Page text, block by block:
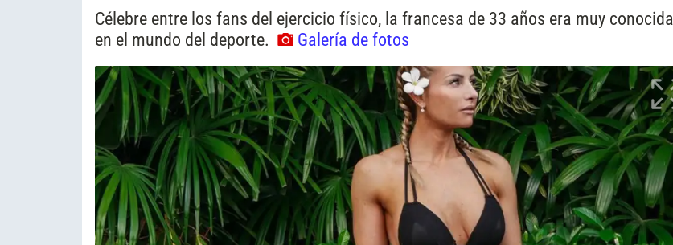
Célebre entre los fans del ejercicio físico, la francesa de 33 años era muy conocida
en el mundo del deporte.
Galería de fotos